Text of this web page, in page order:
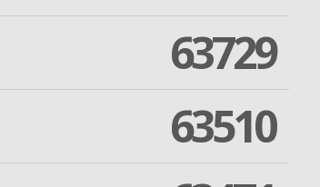
63729
63510